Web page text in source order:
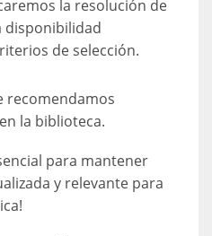
la resolución de
disponibilidad
de selección.
recomendamos
la biblioteca.
para mantener
y relevante para